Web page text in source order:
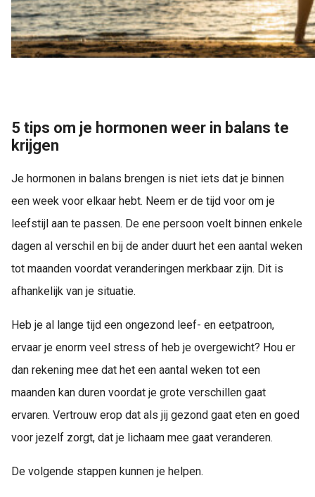
5 tips om je hormonen weer in balans te
krijgen
Je hormonen in balans brengen is niet iets dat je binnen
een week voor elkaar hebt. Neem er de tijd voor om je
leefstijl aan te passen. De ene persoon voelt binnen enkele
dagen al verschil en bij de ander duurt het een aantal weken
tot maanden voordat veranderingen merkbaar zijn. Dit is
afhankelijk van je situatie.
Heb je al lange tijd een ongezond leef- en eetpatroon,
ervaar je enorm veel stress of heb je overgewicht? Hou er
dan rekening mee dat het een aantal weken tot een
maanden kan duren voordat je grote verschillen gaat
ervaren. Vertrouw erop dat als jij gezond gaat eten en goed
voor jezelf zorgt, dat je lichaam mee gaat veranderen.
De volgende stappen kunnen je helpen.